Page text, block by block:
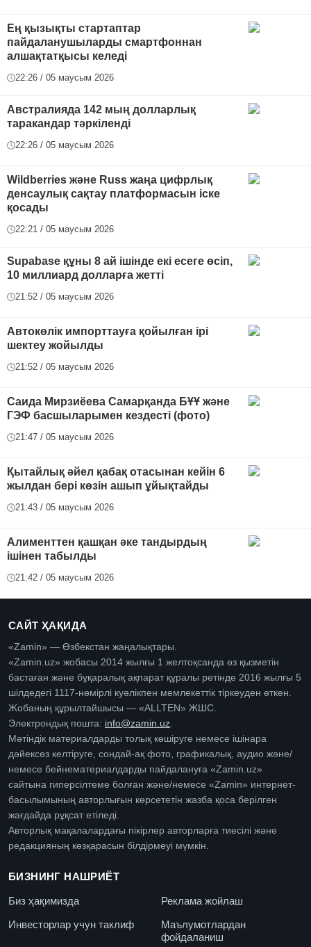
Ең қызықты стартаптар
пайдаланушыларды смартфоннан
алшақтатқысы келеді
22:26 / 05 маусым 2026
Австралияда 142 мың долларлық
таракандар тәркіленді
22:26 / 05 маусым 2026
Wildberries және Russ жаңа цифрлық
денсаулық сақтау платформасын іске
қосады
22:21 / 05 маусым 2026
Supabase құны 8 ай ішінде екі есеге өсіп,
10 миллиард долларға жетті
21:52 / 05 маусым 2026
Автокөлік импорттауға қойылған ірі
шектеу жойылды
21:52 / 05 маусым 2026
Саида Мирзиёева Самарқанда БҰҰ және
ГЭФ басшыларымен кездесті (фото)
21:47 / 05 маусым 2026
Қытайлық әйел қабақ отасынан кейін 6
жылдан бері көзін ашып ұйықтайды
21:43 / 05 маусым 2026
Алименттен қашқан әке тандырдың
ішінен табылды
21:42 / 05 маусым 2026
САЙТ ҲАҚИДА
«Zamin» — Өзбекстан жаңалықтары.
«Zamin.uz» жобасы 2014 жылғы 1 желтоқсанда өз қызметін
бастаған және бұқаралық ақпарат құралы ретінде 2016 жылғы 5
шілдедегі 1117-нөмірлі куәлікпен мемлекеттік тіркеуден өткен.
Жобаның құрылтайшысы — «ALLTEN» ЖШС.
Электрондық пошта: info@zamin.uz.
Мәтіндік материалдарды толық көшіруге немесе ішінара
дәйексөз келтіруге, сондай-ақ фото, графикалық, аудио және/
немесе бейнематериалдарды пайдалануға «Zamin.uz»
сайтына гиперсілтеме болған және/немесе «Zamin» интернет-
басылымының авторлығын көрсететін жазба қоса берілген
жағдайда рұқсат етіледі.
Авторлық мақалалардағы пікірлер авторларға тиесілі және
редакцияның көзқарасын білдірмеуі мүмкін.
БИЗНИНГ НАШРИЁТ
Биз ҳақимизда
Реклама жойлаш
Инвесторлар учун таклиф
Маълумотлардан
фойдаланиш